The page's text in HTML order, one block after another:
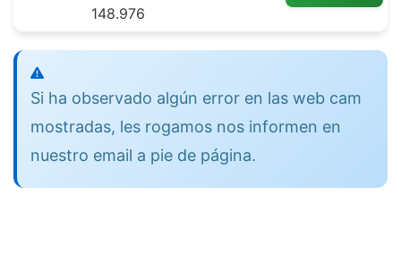
148.976
Si ha observado algún error en las web cam
mostradas, les rogamos nos informen en
nuestro email a pie de página.